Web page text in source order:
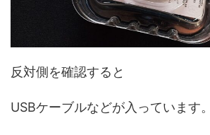
反対側を確認すると
USBケーブルなどが入っています。